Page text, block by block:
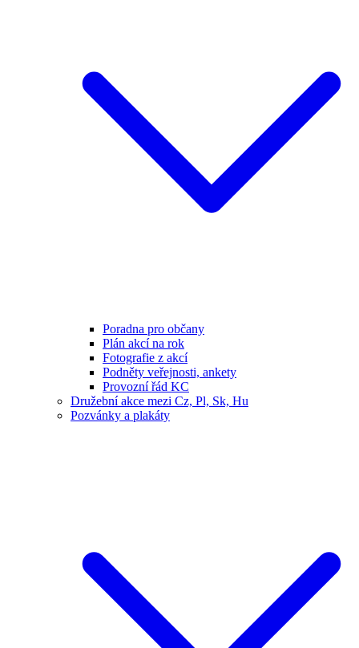
Poradna pro občany
Plán akcí na rok
Fotografie z akcí
Podněty veřejnosti, ankety
Provozní řád KC
Družební akce mezi Cz, Pl, Sk, Hu
Pozvánky a plakáty